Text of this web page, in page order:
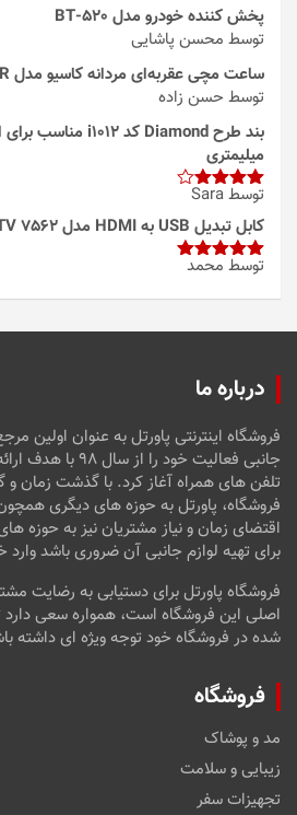
پخش کننده خودرو مدل 520-BT
توسط محسن پاشایی
ساعت مچی عقربه‌ای مردانه کاسیو مدل GBA-800-1ADR
توسط حسن زاده
میلیمتری
امتیاز4
از 5
توسط Sara
کابل تبدیل USB به HDMI مدل 3in1 HDTV 7562
امتیاز5از
توسط محمد
درباره ما
فروشگاه اینترنتی پاورتل به عنوان
جانبی فعالیت خود را
تلفن های همراه آغاز کرد. با گذشت زمان
فروشگاه، پاورتل به حوزه های دیگری
اقتضای زمان و نیاز مشتریان نیز به حوزه
برای تهیه لوازم جانبی آن ضروری باشد
فروشگاه پاورتل برای دستیابی به رضایت
اصلی این فروشگاه است، همواره سعی دارد
شده در فروشگاه خود توجه ویژه ای داشته
فروشگاه
مد و پوشاک
زیبایی و سلامت
تجهیزات سفر